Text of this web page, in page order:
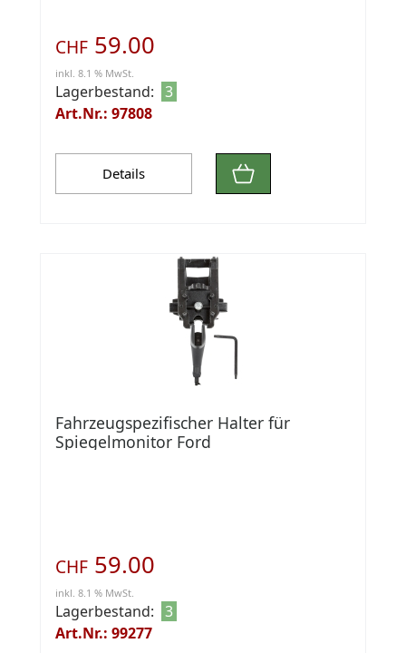
CHF 59.00
inkl. 8.1 % MwSt.
Lagerbestand: 3
Art.Nr.: 97808
Details
Fahrzeugspezifischer Halter für
Spiegelmonitor Ford
CHF 59.00
inkl. 8.1 % MwSt.
Lagerbestand: 3
Art.Nr.: 99277